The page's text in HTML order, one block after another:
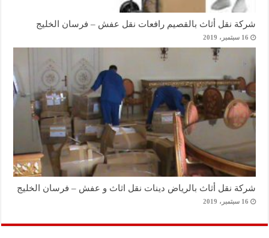
شركة نقل أثاث بالقصيم رافعات نقل عفش – فرسان الخليج
16 سبتمبر، 2019
شركة نقل أثاث بالرياض دينات نقل اثاث و عفش – فرسان الخليج
16 سبتمبر، 2019